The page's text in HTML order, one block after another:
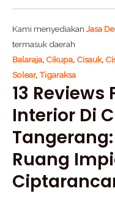
Kami menyediakan Jasa
termasuk daerah
Balaraja, Cikupa, Cisauk,
Solear,Tigaraksa
13 Reviews
Interior Di
Ruang